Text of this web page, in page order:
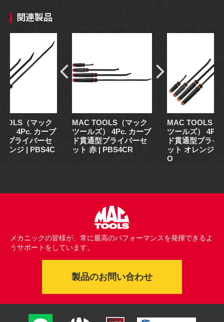
関連製品
（マック
） 4Pc. カーブ
プライバーセ
ンジ | PBS4C
MAC TOOLS（マック
ツールズ） 4Pc. カーブ
ド貫通型プライバーセ
ット 赤 | PBS4CR
MAC TOOLS（
ツールズ） 4Pc.
ド貫通型プライ
ット オレンジ |
O
メカニックの皆様が、常に最高のパフォーマンスを発揮できるよ
うサポートをしています。
製品のお問い合わせ